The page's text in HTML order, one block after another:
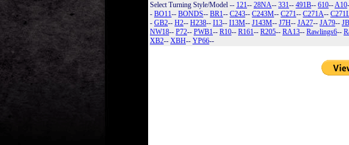
Select Turning Style/Model -- 121-- 28NA-- 331-- 491B-- 610--A10
- BO11-- BONDS-- BR1-- C243-- C243M-- C271-- C271A--
- GB2-- H2-- H238-- I13-- I13M-- J143M-- J7H-- JA27-- JA79--
NW18-- P72-- PWB1-- R10-- R161-- R205-- RA13-- Rawlings6--
XB2-- XBH-- YP66--